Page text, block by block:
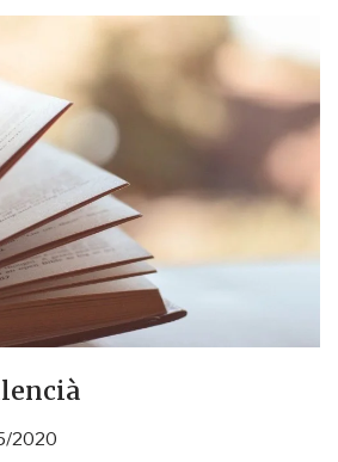
2020